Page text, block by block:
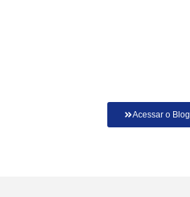
Acessar o Blog